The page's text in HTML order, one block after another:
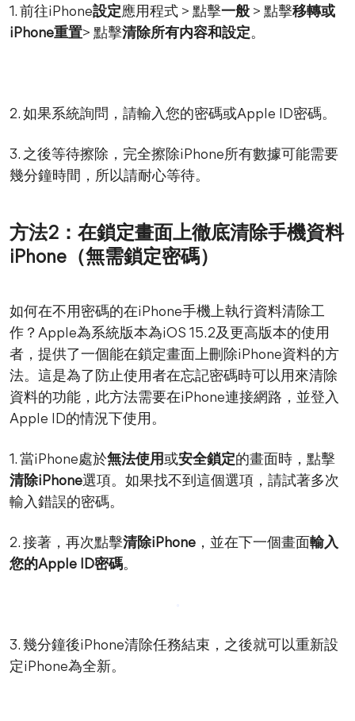
1. 前往iPhone設定應用程式 > 點擊一般 > 點擊移轉或
iPhone重置> 點擊清除所有内容和設定。
2. 如果系統詢問，請輸入您的密碼或Apple ID密碼。
3. 之後等待擦除，完全擦除iPhone所有數據可能需要
幾分鐘時間，所以請耐心等待。
方法2：在鎖定畫面上徹底清除手機資料
iPhone（無需鎖定密碼）
如何在不用密碼的在iPhone手機上執行資料清除工
作？Apple為系統版本為iOS 15.2及更高版本的使用
者，提供了一個能在鎖定畫面上刪除iPhone資料的方
法。這是為了防止使用者在忘記密碼時可以用來清除
資料的功能，此方法需要在iPhone連接網路，並登入
Apple ID的情況下使用。
1. 當iPhone處於無法使用或安全鎖定的畫面時，點擊
清除iPhone選項。如果找不到這個選項，請試著多次
輸入錯誤的密碼。
2. 接著，再次點擊清除iPhone ，並在下一個畫面輸入
您的Apple ID密碼。
3. 幾分鐘後iPhone清除任務結束，之後就可以重新設
定iPhone為全新。